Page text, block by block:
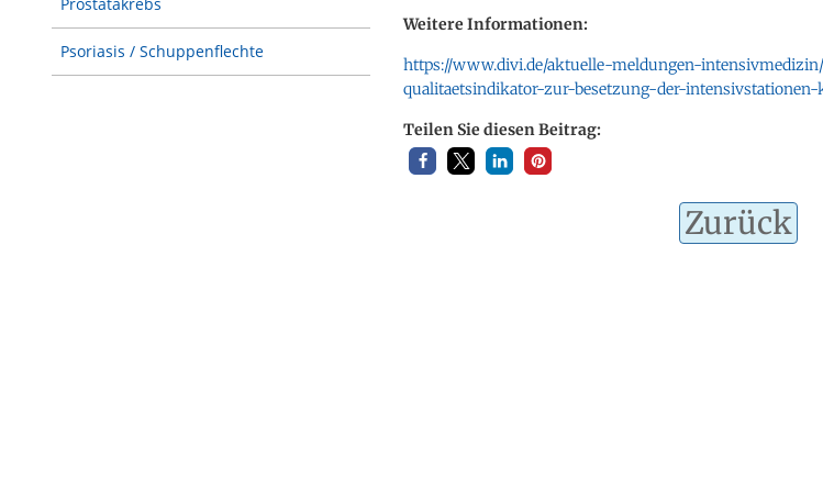
Psoriasis / Schuppenflechte
Weitere Informationen:
https://www.divi.de/aktuelle-meldungen-
qualitaetsindikator-zur-besetzung-der-intensivstationen-
Teilen Sie diesen Beitrag:
Zurück